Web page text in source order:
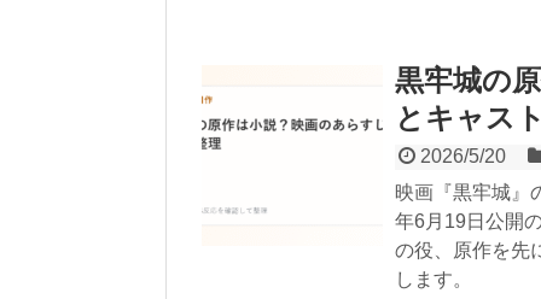
黒牢城の
とキャスト
2026/5/20
映画『黒牢城』
年6月19日公開
の役、原作を先
します。